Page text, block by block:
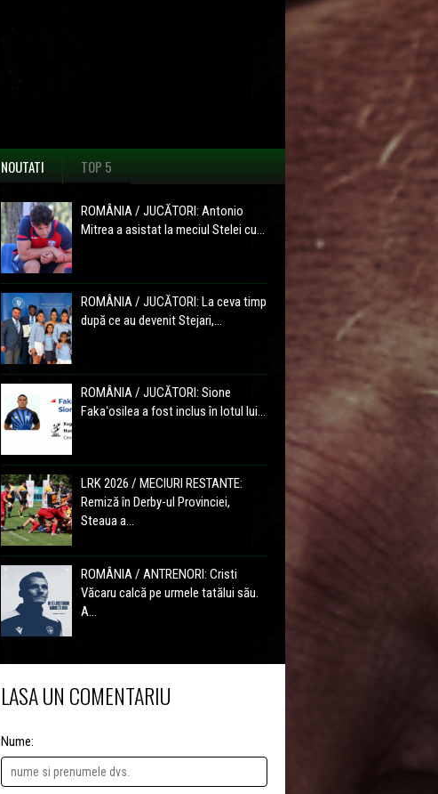
NOUTATI TOP 5
ROMÂNIA / JUCĂTORI: Antonio
Mitrea a asistat la meciul Stelei cu...
ROMÂNIA / JUCĂTORI: La ceva timp
după ce au devenit Stejari,...
ROMÂNIA / JUCĂTORI: Sione
Fakaʻosilea a fost inclus în lotul lui...
LRK 2026 / MECIURI RESTANTE:
Remiză în Derby-ul Provinciei,
Steaua a...
ROMÂNIA / ANTRENORI: Cristi
Văcaru calcă pe urmele tatălui său.
A...
LASA UN COMENTARIU
Nume: